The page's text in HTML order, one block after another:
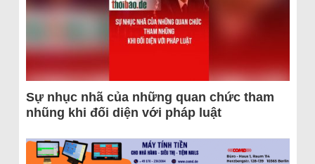
Sự nhục nhã của những quan chức tham
nhũng khi đối diện với pháp luật